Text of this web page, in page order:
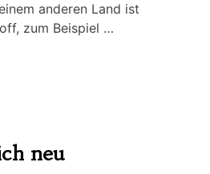
anderen Land ist
zum Beispiel …
neu